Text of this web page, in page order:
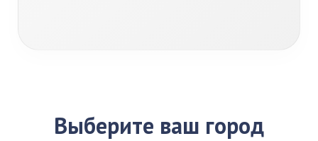
Выберите ваш город